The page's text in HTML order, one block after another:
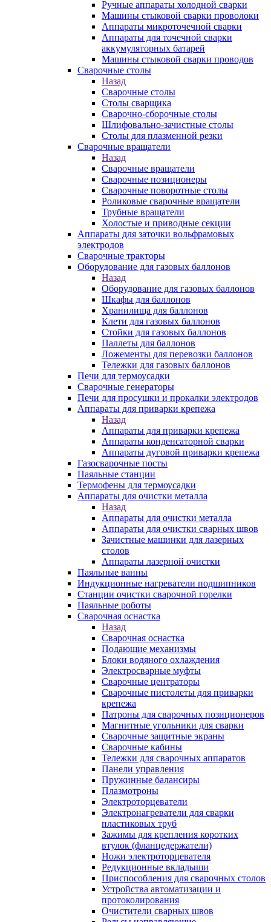
Ручные аппараты холодной сварки
Машины стыковой сварки проволоки
Аппараты микроточечной сварки
Аппараты для точечной сварки
аккумуляторных батарей
Машины стыковой сварки проводов
Сварочные столы
Назад
Сварочные столы
Столы сварщика
Сварочно-сборочные столы
Шлифовально-зачистные столы
Столы для плазменной резки
Сварочные вращатели
Назад
Сварочные вращатели
Сварочные позиционеры
Сварочные поворотные столы
Роликовые сварочные вращатели
Трубные вращатели
Холостые и приводные секции
Аппараты для заточки вольфрамовых
электродов
Сварочные тракторы
Оборудование для газовых баллонов
Назад
Оборудование для газовых баллонов
Шкафы для баллонов
Хранилища для баллонов
Клети для газовых баллонов
Стойки для газовых баллонов
Паллеты для баллонов
Ложементы для перевозки баллонов
Тележки для газовых баллонов
Печи для термоусадки
Сварочные генераторы
Печи для просушки и прокалки электродов
Аппараты для приварки крепежа
Назад
Аппараты для приварки крепежа
Аппараты конденсаторной сварки
Аппараты дуговой приварки крепежа
Газосварочные посты
Паяльные станции
Термофены для термоусадки
Аппараты для очистки металла
Назад
Аппараты для очистки металла
Аппараты для очистки сварных швов
Зачистные машинки для лазерных
столов
Аппараты лазерной очистки
Паяльные ванны
Индукционные нагреватели подшипников
Станции очистки сварочной горелки
Паяльные роботы
Сварочная оснастка
Назад
Сварочная оснастка
Подающие механизмы
Блоки водяного охлаждения
Электросварные муфты
Сварочные центраторы
Сварочные пистолеты для приварки
крепежа
Патроны для сварочных позиционеров
Магнитные угольники для сварки
Сварочные защитные экраны
Сварочные кабины
Тележки для сварочных аппаратов
Панели управления
Пружинные балансиры
Плазмотроны
Электроторцеватели
Электронагреватели для сварки
пластиковых труб
Зажимы для крепления коротких
втулок (фланцедержатели)
Ножи электроторцевателя
Редукционные вкладыши
Приспособления для сварочных столов
Устройства автоматизации и
протоколирования
Очистители сварных швов